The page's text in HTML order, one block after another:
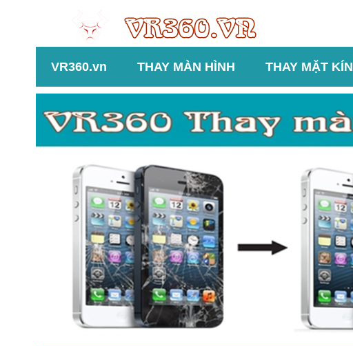
VR360.vn THAY MÀN HÌNH THAY MẶT